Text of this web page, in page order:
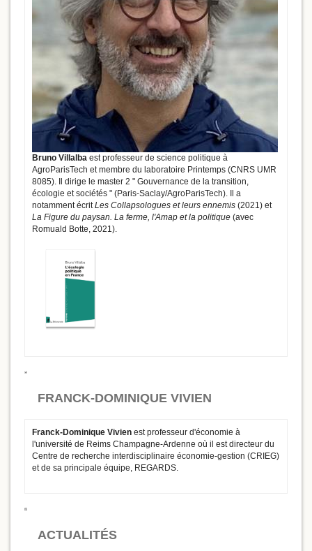
Bruno Villalba est professeur de science politique à
AgroParisTech et membre du laboratoire Printemps (CNRS UMR
8085). Il dirige le master 2 " Gouvernance de la transition,
écologie et sociétés " (Paris-Saclay/AgroParisTech). Il a
notamment écritLes Collapsologues et leurs ennemis (2021) et
La Figure du paysan. La ferme, l'Amap et la politique (avec
Romuald Botte, 2021).
FRANCK-DOMINIQUE VIVIEN
Franck-Dominique Vivien est professeur d'économie à
l'université de Reims Champagne-Ardenne où il est directeur du
Centre de recherche interdisciplinaire économie-gestion (CRIEG)
et de sa principale équipe, REGARDS.
ACTUALITÉS